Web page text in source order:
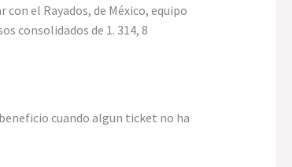
el Rayados, de México, equipo
consolidados de 1. 314, 8
cuando algun ticket no ha